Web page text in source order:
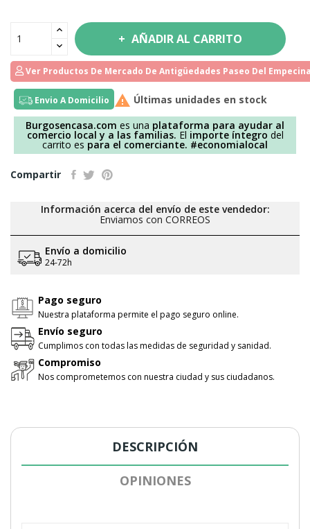
AÑADIR AL CARRITO
Ver Productos De Mercado De Antigüedades Paseo Del
Envio A Domicilio  Últimas unidades en stock
Burgosencasa.com es una plataforma para ayudar al
comercio local y a las familias. El importe íntegro del
carrito es para el comerciante. #economialocal
Compartir
Información acerca del envío de este vendedor:
Enviamos con CORREOS
Envío a domicilio
24-72h
Pago seguro
Nuestra plataforma permite el pago seguro online.
Envío seguro
Cumplimos con todas las medidas de seguridad y sanidad.
Compromiso
Nos comprometemos con nuestra ciudad y sus ciudadanos.
DESCRIPCIÓN
OPINIONES